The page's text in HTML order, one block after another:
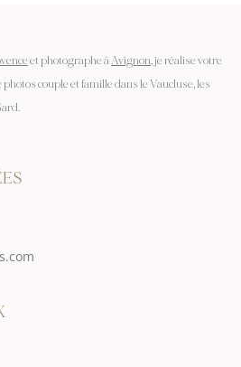
et photographe à Avignon, je réalise votre
couple et famille dans le Vaucluse, les